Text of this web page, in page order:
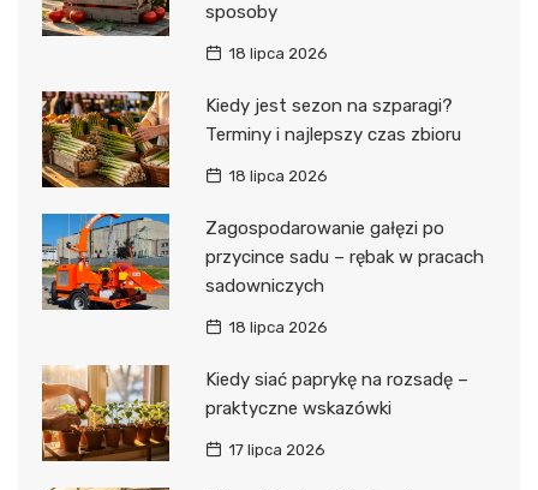
sposoby
18 lipca 2026
Kiedy jest sezon na szparagi?
Terminy i najlepszy czas zbioru
18 lipca 2026
Zagospodarowanie gałęzi po
przycince sadu – rębak w pracach
sadowniczych
18 lipca 2026
Kiedy siać paprykę na rozsadę –
praktyczne wskazówki
17 lipca 2026